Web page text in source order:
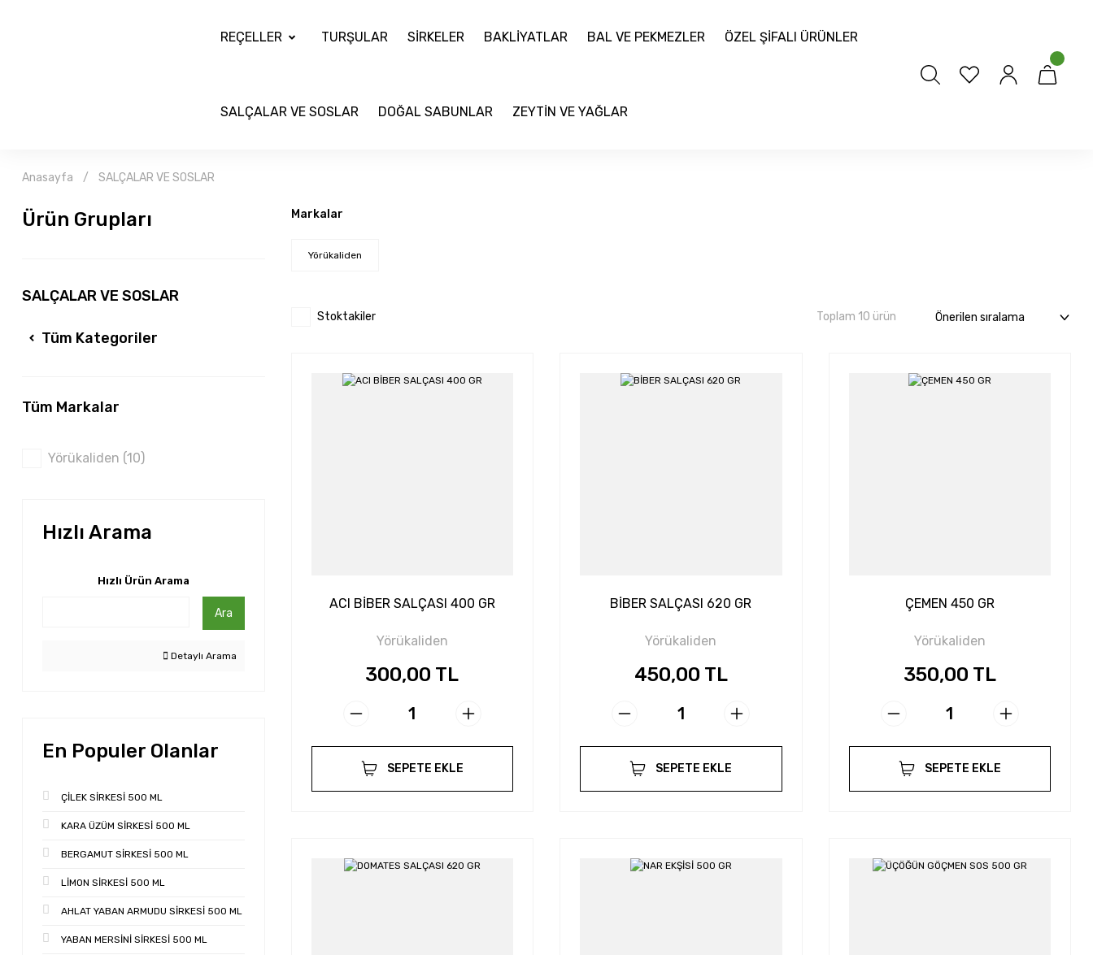
REÇELLER TURŞULAR SİRKELER BAKLİYATLAR BAL VE PEKMEZLER ÖZEL ŞİFALI ÜRÜNLER
SALÇALAR VE SOSLAR DOĞAL SABUNLAR ZEYTİN VE YAĞLAR
Anasayfa SALÇALAR VE SOSLAR
Ürün Grupları
SALÇALAR VE SOSLAR
Tüm Kategoriler
Tüm Markalar
Yörükaliden (10)
Hızlı Arama
Hızlı Ürün Arama
Ara
Detaylı Arama
En Populer Olanlar
ÇİLEK SİRKESİ 500 ML
KARA ÜZÜM SİRKESİ 500 ML
BERGAMUT SİRKESİ 500 ML
LİMON SİRKESİ 500 ML
AHLAT YABAN ARMUDU SİRKESİ 500 ML
YABAN MERSİNİ SİRKESİ 500 ML
Markalar
Yörükaliden
Stoktakiler Toplam 10 ürün
ACI BİBER SALÇASI 400 GR
Yörükaliden
300,00 TL
SEPETE EKLE
BİBER SALÇASI 620 GR
Yörükaliden
450,00 TL
SEPETE EKLE
ÇEMEN 450 GR
Yörükaliden
350,00 TL
SEPETE EKLE